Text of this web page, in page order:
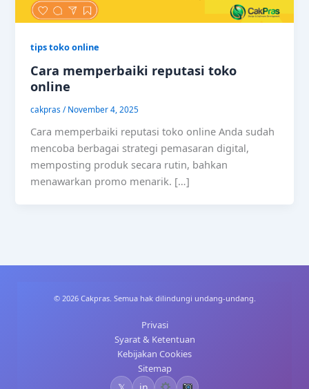
tips toko online
Cara memperbaiki reputasi toko
online
cakpras/November 4, 2025
Cara memperbaiki reputasi toko online Anda sudah
mencoba berbagai strategi pemasaran digital,
memposting produk secara rutin, bahkan
menawarkan promo menarik. […]
© 2026 Cakpras. Semua hak dilindungi undang-undang.
Privasi
Syarat & Ketentuan
Kebijakan Cookies
Sitemap